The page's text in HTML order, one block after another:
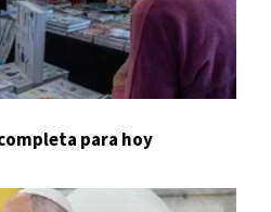
para hoy